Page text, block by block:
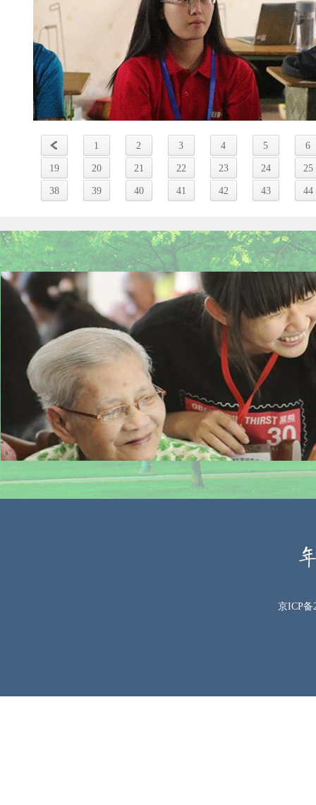
1 2 3 4 5 6
19 20 21 22 23 24 25
38 39 40 41 42 43 44
京ICP备